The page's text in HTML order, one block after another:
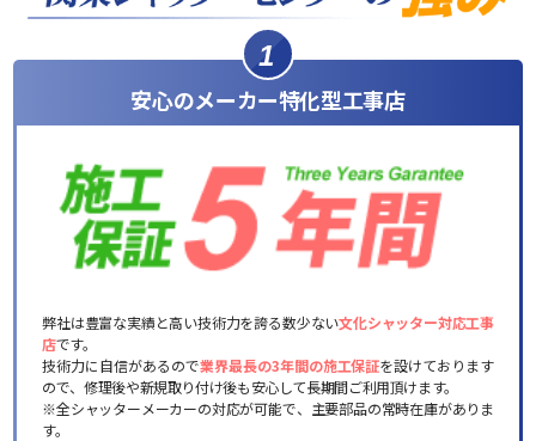
1
安心のメーカー特化型工事店
弊社は豊富な実績と高い技術力を誇る数少ない文化シャッター対応工事
店です。
技術力に自信があるので業界最長の3年間の施工保証を設けております
ので、修理後や新規取り付け後も安心して長期間ご利用頂けます。
※全シャッターメーカーの対応が可能で、主要部品の常時在庫がありま
す。